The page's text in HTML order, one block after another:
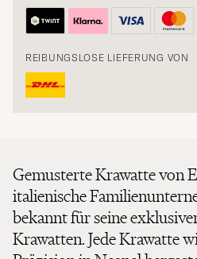
REIBUNGSLOSE LIEFERUNG VON
Gemusterte Krawatte von
italienische
bekannt für seine
Krawatten. Jede Krawatte